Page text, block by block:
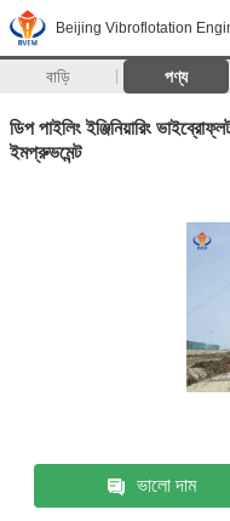
Beijing Vibroflotation
বাড়ি পণ্য
ডিপ পাইলিং ইঞ্জিনিয়ারিং
ইমপ্রুভমেন্ট
ভালো দাম